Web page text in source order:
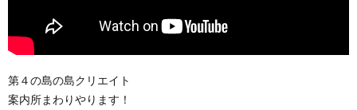
第４の島の島クリエイト
案内所まわりやります！